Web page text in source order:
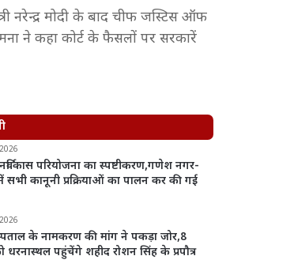
नरेन्द्र मोदी के बाद चीफ जस्टिस ऑफ
ने कहा कोर्ट के फैसलों पर सरकारें
परियोजना का स्पष्टीकरण,गणेश नगर-
सभी कानूनी प्रक्रियाओं का पालन कर की गई
के नामकरण की मांग ने पकड़ा जोर,8
धरनास्थल पहुंचेंगे शहीद रोशन सिंह के प्रपौत्र